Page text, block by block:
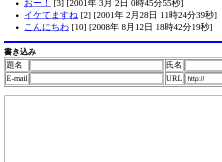
おー！
[3] [2001年 3月 2日 0時45分55秒]
イケてますね [2] [2001年 2月28日 11時24分39秒]
こんにちわ [10] [2008年 8月12日 18時42分19秒]
書き込み
題名
氏名
E-mail
URL